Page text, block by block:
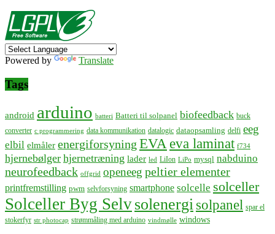
Powered by Translate
Tags
android arduino batteri Batteri til solpanel biofeedback buck
converter c programmering data kommunikation datalogic dataopsamling delfi eeg
elbil elmåler energiforsyning EVA eva laminat f734
hjernebølger hjernetræning lader led LiIon LiPo mysql nabduino
neurofeedback offgrid openeeg peltier elementer
printfremstilling pwm selvforsyning smartphone solcelle solceller
Solceller Byg Selvsolenergisolpanel spar el
stokerfyr str photocap strømmåling med arduino vindmølle windows